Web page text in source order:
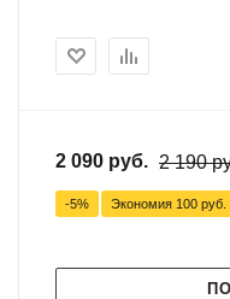
2 090 руб. 2 190
-5% Экономия 100 руб.